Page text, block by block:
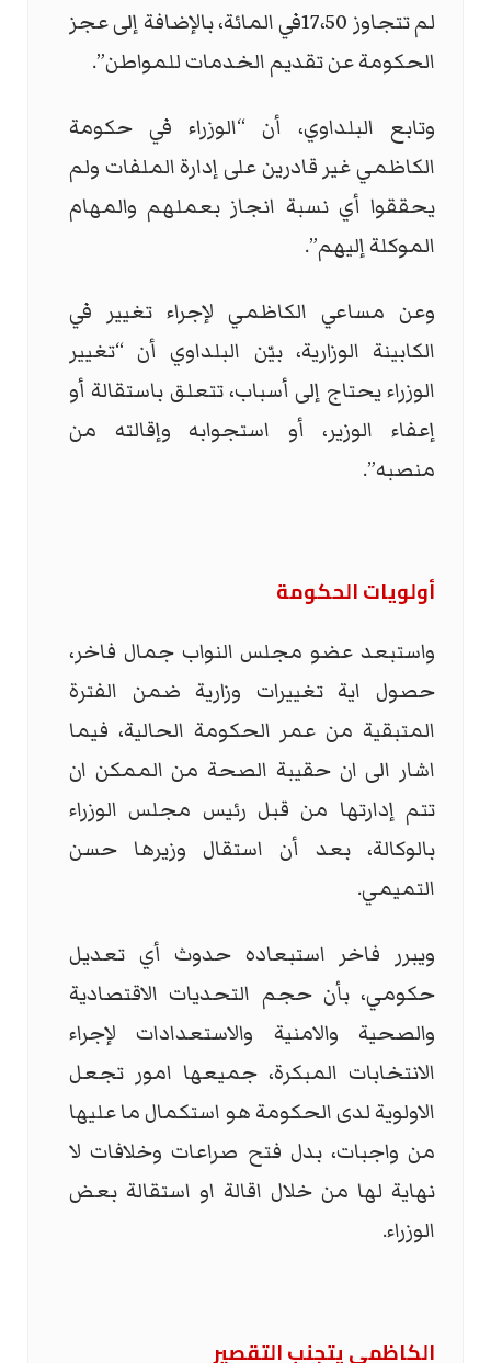
لم تتجاوز 17،50في المائة، بالإضافة إلى عجز
الحكومة عن تقديم الخدمات للمواطن”.
وتابع البلداوي، أن “الوزراء في حكومة
الكاظمي غير قادرين على إدارة الملفات ولم
يحققوا أي نسبة انجاز بعملهم والمهام
الموكلة إليهم”.
وعن مساعي الكاظمي لإجراء تغيير في
الكابينة الوزارية، بيّن البلداوي أن “تغيير
الوزراء يحتاج إلى أسباب، تتعلق باستقالة أو
إعفاء الوزير، أو استجوابه وإقالته من
منصبه”.
أولويات الحكومة
واستبعد عضو مجلس النواب جمال فاخر،
حصول اية تغييرات وزارية ضمن الفترة
المتبقية من عمر الحكومة الحالية، فيما
اشار الى ان حقيبة الصحة من الممكن ان
تتم إدارتها من قبل رئيس مجلس الوزراء
بالوكالة، بعد أن استقال وزيرها حسن
التميمي.
ويبرر فاخر استبعاده حدوث أي تعديل
حكومي، بأن حجم التحديات الاقتصادية
والصحية والامنية والاستعدادات لإجراء
الانتخابات المبكرة، جميعها امور تجعل
الاولوية لدى الحكومة هو استكمال ما عليها
من واجبات، بدل فتح صراعات وخلافات لا
نهاية لها من خلال اقالة او استقالة بعض
الوزراء.
الكاظمي يتجنب التقصير